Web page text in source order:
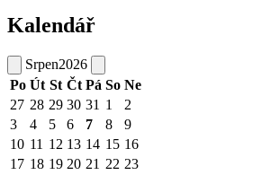
Kalendář
Srpen2026
Po Út St Čt Pá So Ne
27 28 29 30 31 1
2
3
4 5 6 7 8
9
10 11 12 13 14 15 16
17 18 19 20 21 22 23